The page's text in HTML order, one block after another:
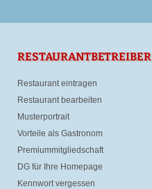
RESTAURANTBETREIBER
Restaurant eintragen
Restaurant bearbeiten
Musterportrait
Vorteile als Gastronom
Premiummitgliedschaft
DG für Ihre Homepage
Kennwort vergessen